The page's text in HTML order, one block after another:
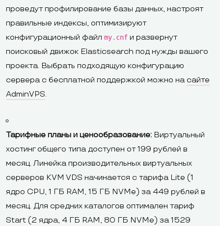
проведут профилирование базы данных, настроят
правильные индексы, оптимизируют
конфигурационный файл my.cnf и развернут
поисковый движок Elasticsearch под нужды вашего
проекта. Выбрать подходящую конфигурацию
сервера с бесплатной поддержкой можно на сайте
AdminVPS.
Тарифные планы и ценообразование: Виртуальный
хостинг общего типа доступен от 199 рублей в
месяц. Линейка производительных виртуальных
серверов KVM VDS начинается с тарифа Lite (1
ядро CPU, 1 ГБ RAM, 15 ГБ NVMe) за 449 рублей в
месяц. Для средних каталогов оптимален тариф
Start (2 ядра, 4 ГБ RAM, 80 ГБ NVMe) за 1529